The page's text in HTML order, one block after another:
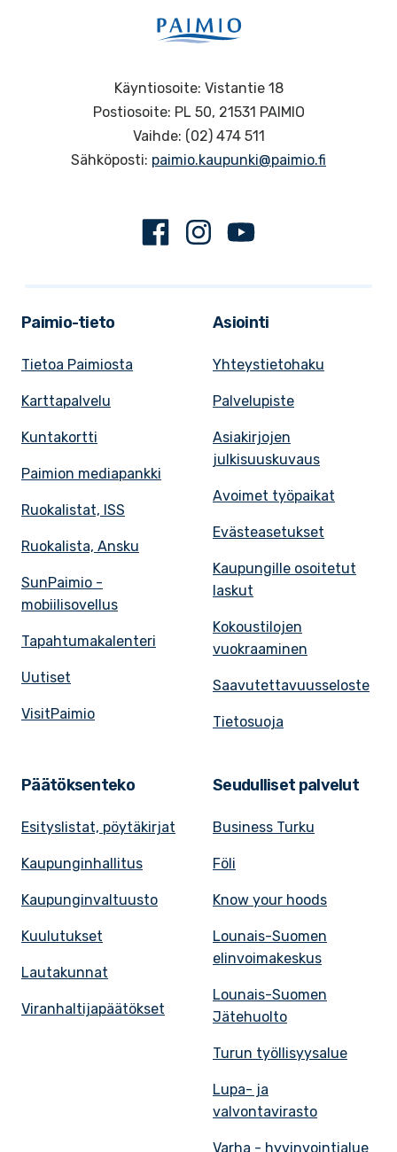
Käyntiosoite: Vistantie 18
Postiosoite: PL 50, 21531 PAIMIO
Vaihde: (02) 474 511
Sähköposti: paimio.kaupunki@paimio.fi
FacebookInstagram
Paimio-tieto
Tietoa Paimiosta
Karttapalvelu
Kuntakortti
Paimion mediapankki
Ruokalistat, ISS
Ruokalista, Ansku
SunPaimio -
mobiilisovellus
Tapahtumakalenteri
Uutiset
VisitPaimio
Asiointi
Yhteystietohaku
Palvelupiste
Asiakirjojen
julkisuuskuvaus
Avoimet työpaikat
Evästeasetukset
Kaupungille osoitetut
laskut
Kokoustilojen
vuokraaminen
Saavutettavuusseloste
Tietosuoja
Päätöksenteko
Esityslistat, pöytäkirjat
Kaupunginhallitus
Kaupunginvaltuusto
Kuulutukset
Lautakunnat
Viranhaltijapäätökset
Seudulliset palvelut
Business Turku
Föli
Know your hoods
Lounais-Suomen
elinvoimakeskus
Lounais-Suomen
Jätehuolto
Turun työllisyysalue
Lupa- ja
valvontavirasto
Varha - hyvinvointialue